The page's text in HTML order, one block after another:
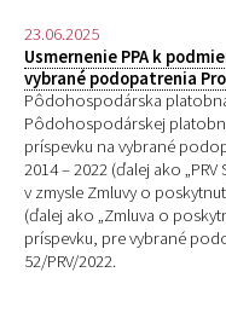
23.06.2025
Usmernenie PPA k
vybrané podopatrenia
Pôdohospodárska
Pôdohospodárskej
príspevku na vybrané
2014 – 2022 (ďalej ako
v zmysle Zmluvy o
(ďalej ako „Zmluva o
príspevku, prevybrané
52/PRV/2022.